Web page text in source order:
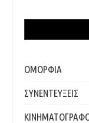
ΟΜΟΡΦΙΑ
ΣΥΝΕΝΤΕΥΞΕΙΣ